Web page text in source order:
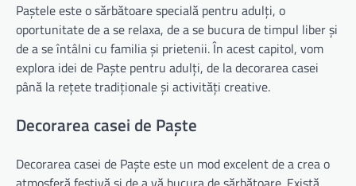
Paștele este o sărbătoare specială pentru adulți, o
oportunitate de a se relaxa, de a se bucura de timpul liber și
de a se întâlni cu familia și prietenii. În acest capitol, vom
explora idei de Paște pentru adulți, de la decorarea casei
până la rețete tradiționale și activități creative.
Decorarea casei de Paște
Decorarea casei de Paște este un mod excelent de a crea o